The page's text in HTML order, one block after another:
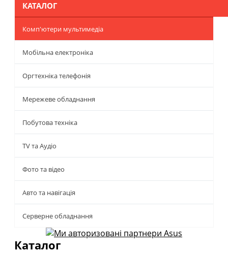
КАТАЛОГ
Комп'ютери мультимедіа
Мобільна електроніка
Оргтехніка телефонія
Мережеве обладнання
Побутова техніка
TV та Аудіо
Фото та відео
Авто та навігація
Серверне обладнання
Каталог